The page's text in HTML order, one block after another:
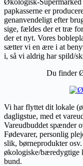
papkasserne er
genanvendeligt efter
sige, fældes der et træ
der et nyt. Vores
sætter vi en ære i at
i, så vi aldrig har spild/
Du finder
Vi har flyttet dit lokale
dagligstue, med et
Vareudbuddet spænder
Fødevarer, personlig
slik, børneprodukter
økologiske/bæredygtige
bund.